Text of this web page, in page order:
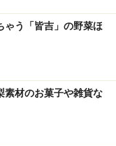
ゃう「皆吉」の野菜ほ
素材のお菓子や雑貨な